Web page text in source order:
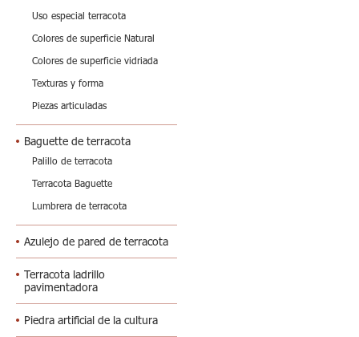
Uso especial terracota
Colores de superficie Natural
Colores de superficie vidriada
Texturas y forma
Piezas articuladas
Baguette de terracota
Palillo de terracota
Terracota Baguette
Lumbrera de terracota
Azulejo de pared de terracota
Terracota ladrillo
pavimentadora
Piedra artificial de la cultura